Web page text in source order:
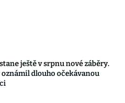
ještě v srpnu nové záběry.
dlouho očekávanou